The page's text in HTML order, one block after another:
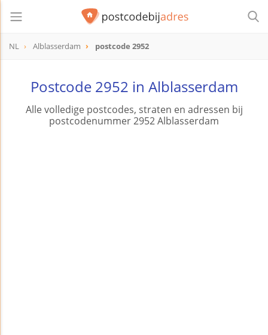
NL Alblasserdam postcode 2952
Postcode 2952 in Alblasserdam
Alle volledige postcodes, straten en adressen bij
postcodenummer 2952 Alblasserdam